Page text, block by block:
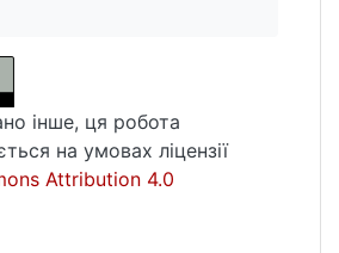
інше, ця робота
на умовах ліцензії
Attribution 4.0